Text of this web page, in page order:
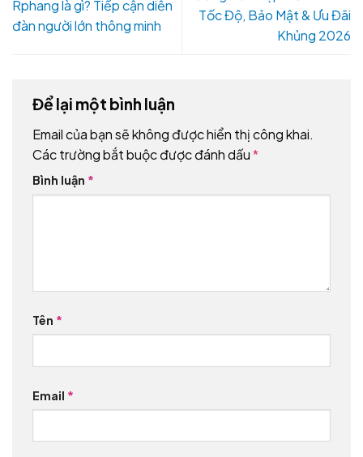
Rphang là gì? Tiếp cận diễn
đàn người lớn thông minh
Tốc Độ, Bảo Mật & Ưu Đãi
Khủng 2026
Để lại một bình luận
Email của bạn sẽ không được hiển thị công khai.
Các trường bắt buộc được đánh dấu*
Bình luận *
Tên *
Email *